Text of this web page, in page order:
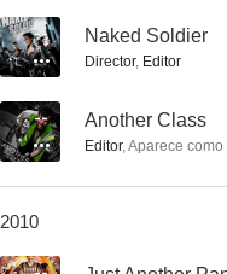
Fight Back to School 2
6.0
-- Naked Soldier
Director, Editor
-- Another Class
Editor,Aparece como
2010